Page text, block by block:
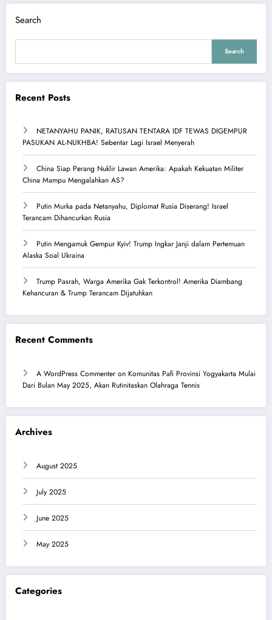
Search
Search
Recent Posts
NETANYAHU PANIK, RATUSAN TENTARA IDF TEWAS DIGEMPUR
PASUKAN AL-NUKHBA! Sebentar Lagi Israel Menyerah
China Siap Perang Nuklir Lawan Amerika: Apakah Kekuatan Militer
China Mampu Mengalahkan AS?
Putin Murka pada Netanyahu, Diplomat Rusia Diserang! Israel
Terancam Dihancurkan Rusia
Putin Mengamuk Gempur Kyiv! Trump Ingkar Janji dalam Pertemuan
Alaska Soal Ukraina
Trump Pasrah, Warga Amerika Gak Terkontrol! Amerika Diambang
Kehancuran & Trump Terancam Dijatuhkan
Recent Comments
A WordPress Commenter on Komunitas Pafi Provinsi Yogyakarta Mulai
Dari Bulan May 2025, Akan Rutinitaskan Olahraga Tennis
Archives
August 2025
July 2025
June 2025
May 2025
Categories